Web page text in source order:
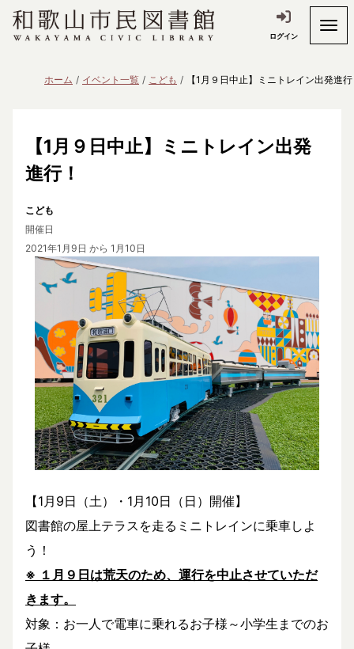
ログイン
ホーム イベント一覧 こども 【1月９日中止】ミニトレイン出発進
【1月９日中止】ミニトレイン出発
進行！
こども
開催日
2021年1月9日 から 1月10日
【1月9日（土）・1月10日（日）開催】
図書館の屋上テラスを走るミニトレインに乗車しよ
う！
※ １月９日は荒天のため、運行を中止させていただ
きます。
対象：お一人で電車に乗れるお子様～小学生までのお